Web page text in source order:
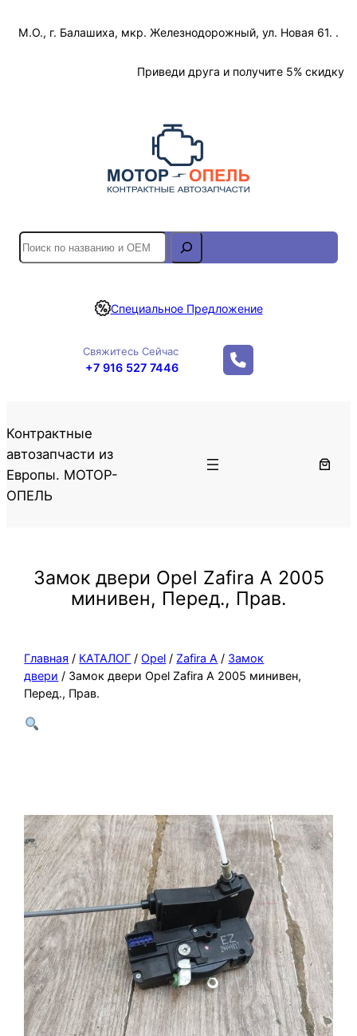
М.О., г. Балашиха, мкр. Железнодорожный, ул. Новая 61. .
Приведи друга и получите 5% скидку
S
e
r
Специальное Предложение
Свяжитесь Сейчас
+7 916 527 7446
Контрактные
автозапчасти из
Европы. МОТОР-
ОПЕЛЬ
Замок двери Opel Zafira A 2005
минивен, Перед., Прав.
Главная / КАТАЛОГ /Opel /Zafira A / Замок
двери / Замок двери Opel Zafira A 2005 минивен,
Перед., Прав.